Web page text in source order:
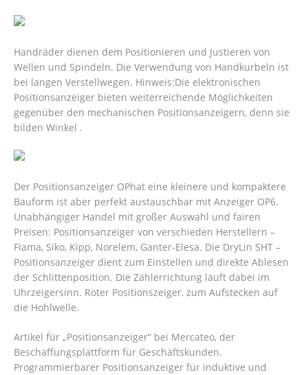
Handräder dienen dem Positionieren und Justieren von
Wellen und Spindeln. Die Verwendung von Handkurbeln ist
bei langen Verstellwegen. Hinweis:Die elektronischen
Positionsanzeiger bieten weiterreichende Möglichkeiten
gegenüber den mechanischen Positionsanzeigern, denn sie
bilden Winkel .
Der Positionsanzeiger OPhat eine kleinere und kompaktere
Bauform ist aber perfekt austauschbar mit Anzeiger OP6.
Unabhängiger Handel mit großer Auswahl und fairen
Preisen: Positionsanzeiger von verschieden Herstellern –
Fiama, Siko, Kipp, Norelem, Ganter-Elesa. Die DryLin SHT –
Positionsanzeiger dient zum Einstellen und direkte Ablesen
der Schlittenposition. Die Zählerrichtung läuft dabei im
Uhrzeigersinn. Roter Positionszeiger, zum Aufstecken auf
die Hohlwelle.
Artikel für „Positionsanzeiger“ bei Mercateo, der
Beschaffungsplattform für Geschäftskunden.
Programmierbarer Positionsanzeiger für induktive und